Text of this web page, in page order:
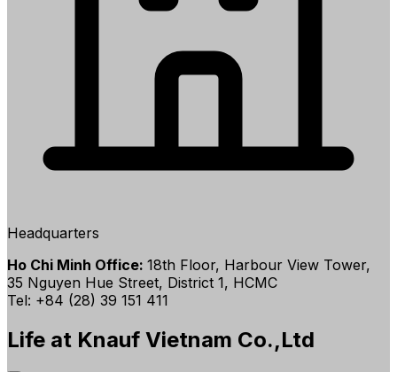
Headquarters
Ho Chi Minh Office: 18th Floor, Harbour View Tower,
35 Nguyen Hue Street, District 1, HCMC
Tel: +84 (28) 39 151 411
Life at Knauf Vietnam Co.,Ltd